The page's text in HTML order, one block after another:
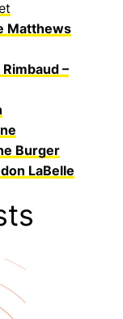
Matthews
–
Burger
LaBelle